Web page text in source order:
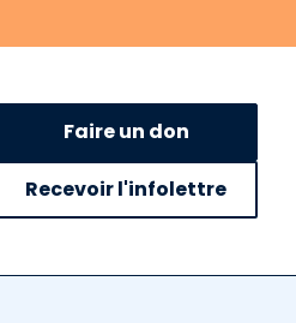
Faire un don
Recevoir l'infolettre